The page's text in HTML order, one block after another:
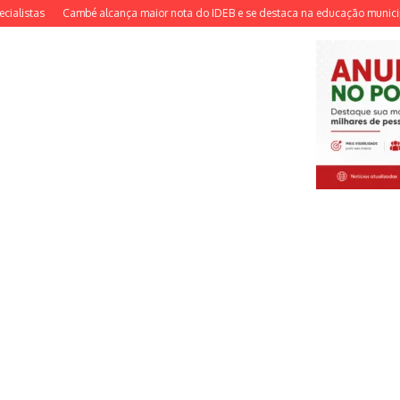
Cambé alcança maior nota do IDEB e se destaca na educação municipal